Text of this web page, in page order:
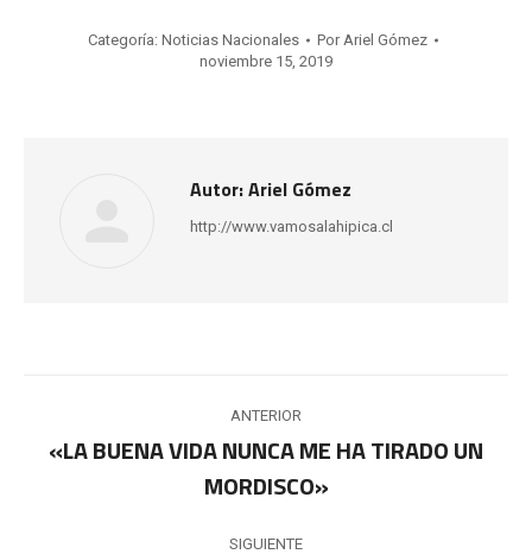
Categoría: Noticias Nacionales PorAriel Gómez
noviembre 15, 2019
Autor:Ariel Gómez
http://www.vamosalahipica.cl
entre
publicaciones
ANTERIOR
anterior:
«LA BUENA VIDA NUNCA ME HA TIRADO UN
MORDISCO»
SIGUIENTE